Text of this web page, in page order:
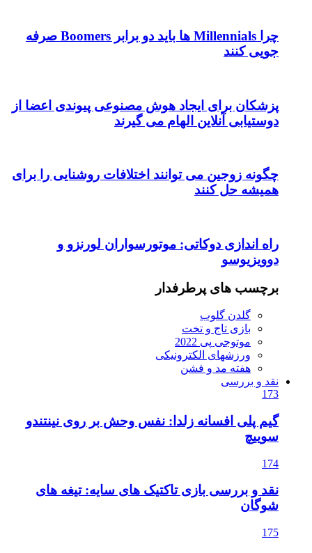
چرا Millennials ها باید دو برابر Boomers صرفه
جویی کنند
پزشکان برای ایجاد هوش مصنوعی پیوندی اعضا از
دوستیابی آنلاین الهام می گیرند
چگونه زوجین می توانند اختلافات روشنایی را برای
همیشه حل کنند
راه اندازی دوکاتی: موتورسواران لورنزو و
دوویزیوسو
برچسب های پرطرفدار
گلدن گلوب
بازی تاج و تخت
موتوجی پی 2022
ورزشهای الکترونیکی
هفته مد و فشن
نقد و بررسی
173
گیم پلی افسانه زلدا: نفس وحش بر روی نینتندو
سوییچ
174
نقد و بررسی بازی تاکتیک های سایه: تیغه های
شوگان
175